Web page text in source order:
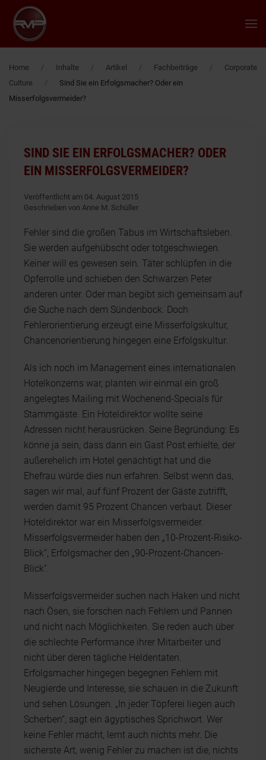
Zum Hauptinhalt springen
Home Inhalte Artikel Fachbeiträge
Corporate
Culture
Sind Sie ein Erfolgsmacher? Oder ein
Misserfolgsvermeider?
SIND SIE EIN ERFOLGSMACHER? ODER
EIN MISSERFOLGSVERMEIDER?
Veröffentlicht am 04. August 2015
Geschrieben von Anne M. Schüller
Fehler sind die großen Tabus im Wirtschaftsleben.
Sie werden aufgehübscht oder totgeschwiegen.
Keiner will es gewesen sein. Täter schlüpfen in die
Opferrolle und schieben den Schwarzen Peter
anderen unter. Oder man begibt sich gemeinsam auf
die Suche nach dem Sündenbock. Doch
Fehlerorientierung erzeugt eine Misserfolgskultur,
Chancenorientierung hingegen eine Erfolgskultur.
Als ich noch im Management eines internationalen
Hotelkonzerns war, planten wir einmal ein groß
angelegtes Mailing mit Wochenend-Specials für
Stammgäste. Ein Hoteldirektor wollte seine
Adressen nicht herausrücken. Seine Begründung: Es
könne ja sein, dass dann ein Gast Post erhielte, der
außerehelich im Hotel genächtigt hat und die
Ehefrau würde dies nun erfahren. Selbst wenn das,
sagen wir mal, auf fünf Prozent der Gäste zutrifft,
werden damit 95 Prozent Chancen verbaut. Dieser
Hoteldirektor war ein Misserfolgsvermeider.
Misserfolgsvermeider haben den „10-Prozent-Risiko-
Blick“, Erfolgsmacher den „90-Prozent-Chancen-
Blick“.
Misserfolgsvermeider suchen nach Haken und nicht
nach Ösen, sie forschen nach Fehlern und Pannen
und nicht nach Möglichkeiten. Sie reden auch über
die schlechte Performance ihrer Mitarbeiter und
nicht über deren tägliche Heldentaten.
Erfolgsmacher hingegen begegnen Fehlern mit
Neugierde und Interesse, sie schauen in die Zukunft
und sehen Lösungen. „In jeder Töpferei liegen auch
Scherben“, sagt ein ägyptisches Sprichwort. Wer
keine Fehler macht, lernt auch nichts mehr. Die
sicherste Art, wenig Fehler zu machen ist die, nichts